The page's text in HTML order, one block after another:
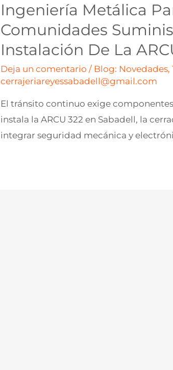
Ingeniería Metálica
Comunidades
Instalación De La
Deja un comentario / Blog:
cerrajeriareyessabadell@gmail.com
El tránsito continuo exige
instala la ARCU 322 en Sabadell, la
integrar seguridad mecánica y